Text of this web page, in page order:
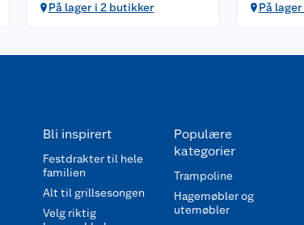
På lager i 2 butikker
På
Bli inspirert
Festdrakter til hele
familien
Alt til grillsesongen
Velg riktig
Populære
kategorier
Trampoline
Hagemøbler og
utemøbler